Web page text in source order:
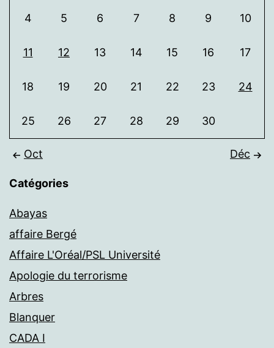
4 5 6 7 8 9 10
11 12 13 14 15 16 17
18 19 20 21 22 23 24
25 26 27 28 29 30
Oct Déc
Catégories
Abayas
affaire Bergé
Affaire L'Oréal/PSL Université
Apologie du terrorisme
Arbres
Blanquer
CADA I